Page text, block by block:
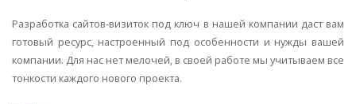
Разработка сайтов-визиток под ключ в нашей компании даст вам
готовый ресурс, настроенный под особенности и нужды вашей
компании. Для нас нет мелочей, в своей работе мы учитываем все
тонкости каждого нового проекта.